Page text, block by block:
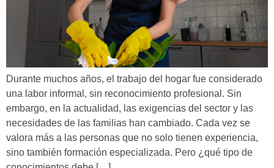
Durante muchos años, el trabajo del hogar fue considerado
una labor informal, sin reconocimiento profesional. Sin
embargo, en la actualidad, las exigencias del sector y las
necesidades de las familias han cambiado. Cada vez se
valora más a las personas que no solo tienen experiencia,
sino también formación especializada. Pero ¿qué tipo de